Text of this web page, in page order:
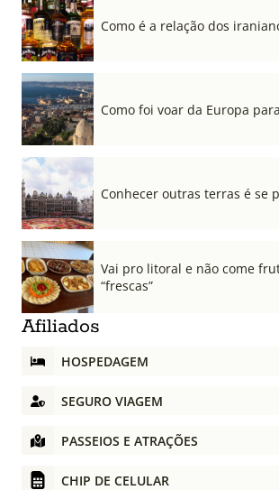
Como é a relação dos
Como foi voar da Europa
Conhecer outras terras é se
Vai pro litoral e não come
“frescas”
Afiliados
HOSPEDAGEM
SEGURO VIAGEM
PASSEIOS E ATRAÇÕES
CHIP DE CELULAR